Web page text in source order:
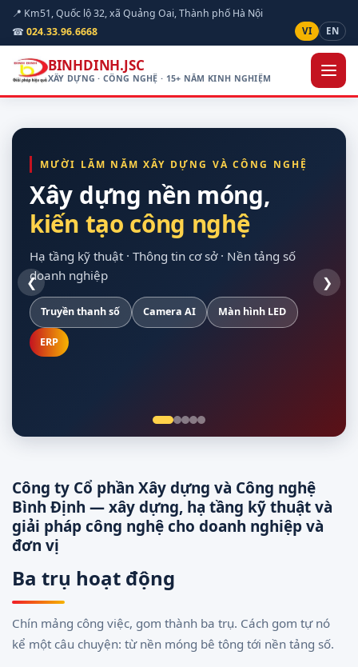
📍 Km51, Quốc lộ 32, xã Quảng Oai, Thành phố Hà Nội
☎ 024.33.96.6668 VI EN
BINHDINH.JSC
XÂY DỰNG · CÔNG NGHỆ · 15+ NĂM KINH NGHIỆM
MƯỜI LĂM NĂM XÂY DỰNG VÀ CÔNG NGHỆ
Xây dựng nền móng,
kiến tạo công nghệ
Hạ tầng kỹ thuật · Thông tin cơ sở · Nền tảng số
doanh nghiệp
Truyền thanh số Camera AI Màn hình LED
ERP
TRỤ THỨ NHẤT
Xây dựng và
hạ tầng kỹ thuật
Công trình dân dụng, giao thông, cấp thoát nước,
điện, chống sét
Xây dựng dân dụng Giao thông Nội thất
Điện mặt trời
quan sát được hiện
trường
Chuẩn Thông tư 24/2025
cho doanh nghiệp
Nền Odoo Hạ tầng máy chủ Sao lưu tự động
Tuỳ chỉnh theo nghiệp vụ
vòng đời dự án
Khảo sát trên bản đồ số Dự toán theo định mức
Bàn giao đủ tài liệu
❮ ❯
Công ty Cổ phần Xây dựng và Công nghệ
Bình Định — xây dựng, hạ tầng kỹ thuật và
giải pháp công nghệ cho doanh nghiệp và
đơn vị
Ba trụ hoạt động
Chín mảng công việc, gom thành ba trụ. Cách gom tự nó
kể một câu chuyện: từ nền móng bê tông tới nền tảng số.